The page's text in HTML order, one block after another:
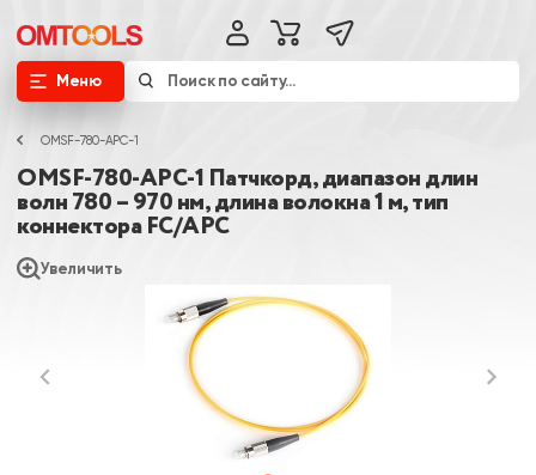
Меню
OMSF-780-APC-1
OMSF-780-APC-1 Патчкорд, диапазон длин
волн 780 – 970 нм, длина волокна 1 м, тип
коннектора FC/APC
Увеличить